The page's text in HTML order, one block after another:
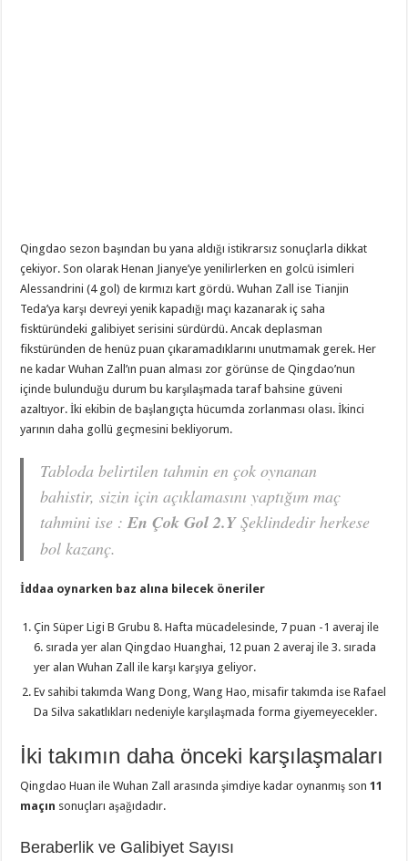
Qingdao sezon başından bu yana aldığı istikrarsız sonuçlarla dikkat
çekiyor. Son olarak Henan Jianye’ye yenilirlerken en golcü isimleri
Alessandrini (4 gol) de kırmızı kart gördü. Wuhan Zall ise Tianjin
Teda’ya karşı devreyi yenik kapadığı maçı kazanarak iç saha
fisktüründeki galibiyet serisini sürdürdü. Ancak deplasman
fikstüründen de henüz puan çıkaramadıklarını unutmamak gerek. Her
ne kadar Wuhan Zall’ın puan alması zor görünse de Qingdao’nun
içinde bulunduğu durum bu karşılaşmada taraf bahsine güveni
azaltıyor. İki ekibin de başlangıçta hücumda zorlanması olası. İkinci
yarının daha gollü geçmesini bekliyorum.
Tabloda belirtilen tahmin en çok oynanan
bahistir, sizin için açıklamasını yaptığım maç
tahmini ise :En Çok Gol 2.YŞeklindedir herkese
bol kazanç.
İddaa oynarken baz alına bilecek öneriler
Çin Süper Ligi B Grubu 8. Hafta mücadelesinde, 7 puan -1 averaj ile
6. sırada yer alan Qingdao Huanghai, 12 puan 2 averaj ile 3. sırada
yer alan Wuhan Zall ile karşı karşıya geliyor.
Ev sahibi takımda Wang Dong, Wang Hao, misafir takımda ise Rafael
Da Silva sakatlıkları nedeniyle karşılaşmada forma giyemeyecekler.
İki takımın daha önceki karşılaşmaları
Qingdao Huan ile Wuhan Zall arasında şimdiye kadar oynanmış son11
maçın sonuçları aşağıdadır.
Beraberlik ve Galibiyet Sayısı